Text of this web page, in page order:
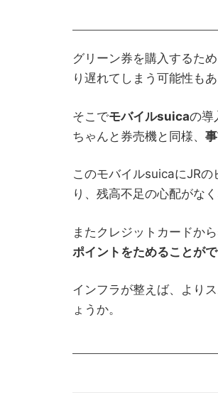
グリーン券を購入するた
り遅れてしまう可能性もあ
そこでモバイルsuicaの導
ちゃんと券売機と同様、
このモバイルsuicaにJR
り、残高不足の心配がな
またクレジットカードか
ポイントをためることが
インフラが整えば、より
ょうか。